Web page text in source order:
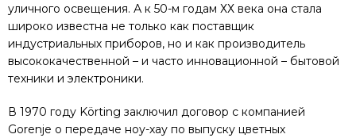
уличного освещения. А к 50-м годам ХХ века она стала
широко известна не только как поставщик
индустриальных приборов, но и как производитель
высококачественной – и часто инновационной – бытовой
техники и электроники.
В 1970 году Körting заключил договор с компанией
Gorenje о передаче ноу-хау по выпуску цветных